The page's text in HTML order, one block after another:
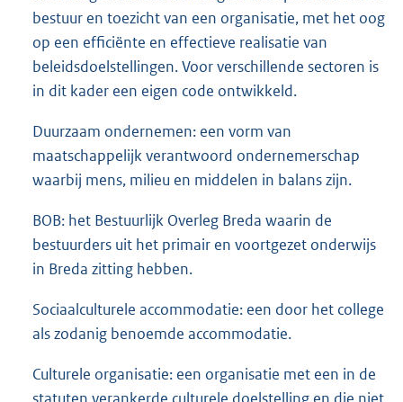
bestuur en toezicht van een organisatie, met het oog
op een efficiënte en effectieve realisatie van
beleidsdoelstellingen. Voor verschillende sectoren is
in dit kader een eigen code ontwikkeld.
Duurzaam ondernemen: een vorm van
maatschappelijk verantwoord ondernemerschap
waarbij mens, milieu en middelen in balans zijn.
BOB: het Bestuurlijk Overleg Breda waarin de
bestuurders uit het primair en voortgezet onderwijs
in Breda zitting hebben.
Sociaalculturele accommodatie: een door het college
als zodanig benoemde accommodatie.
Culturele organisatie: een organisatie met een in de